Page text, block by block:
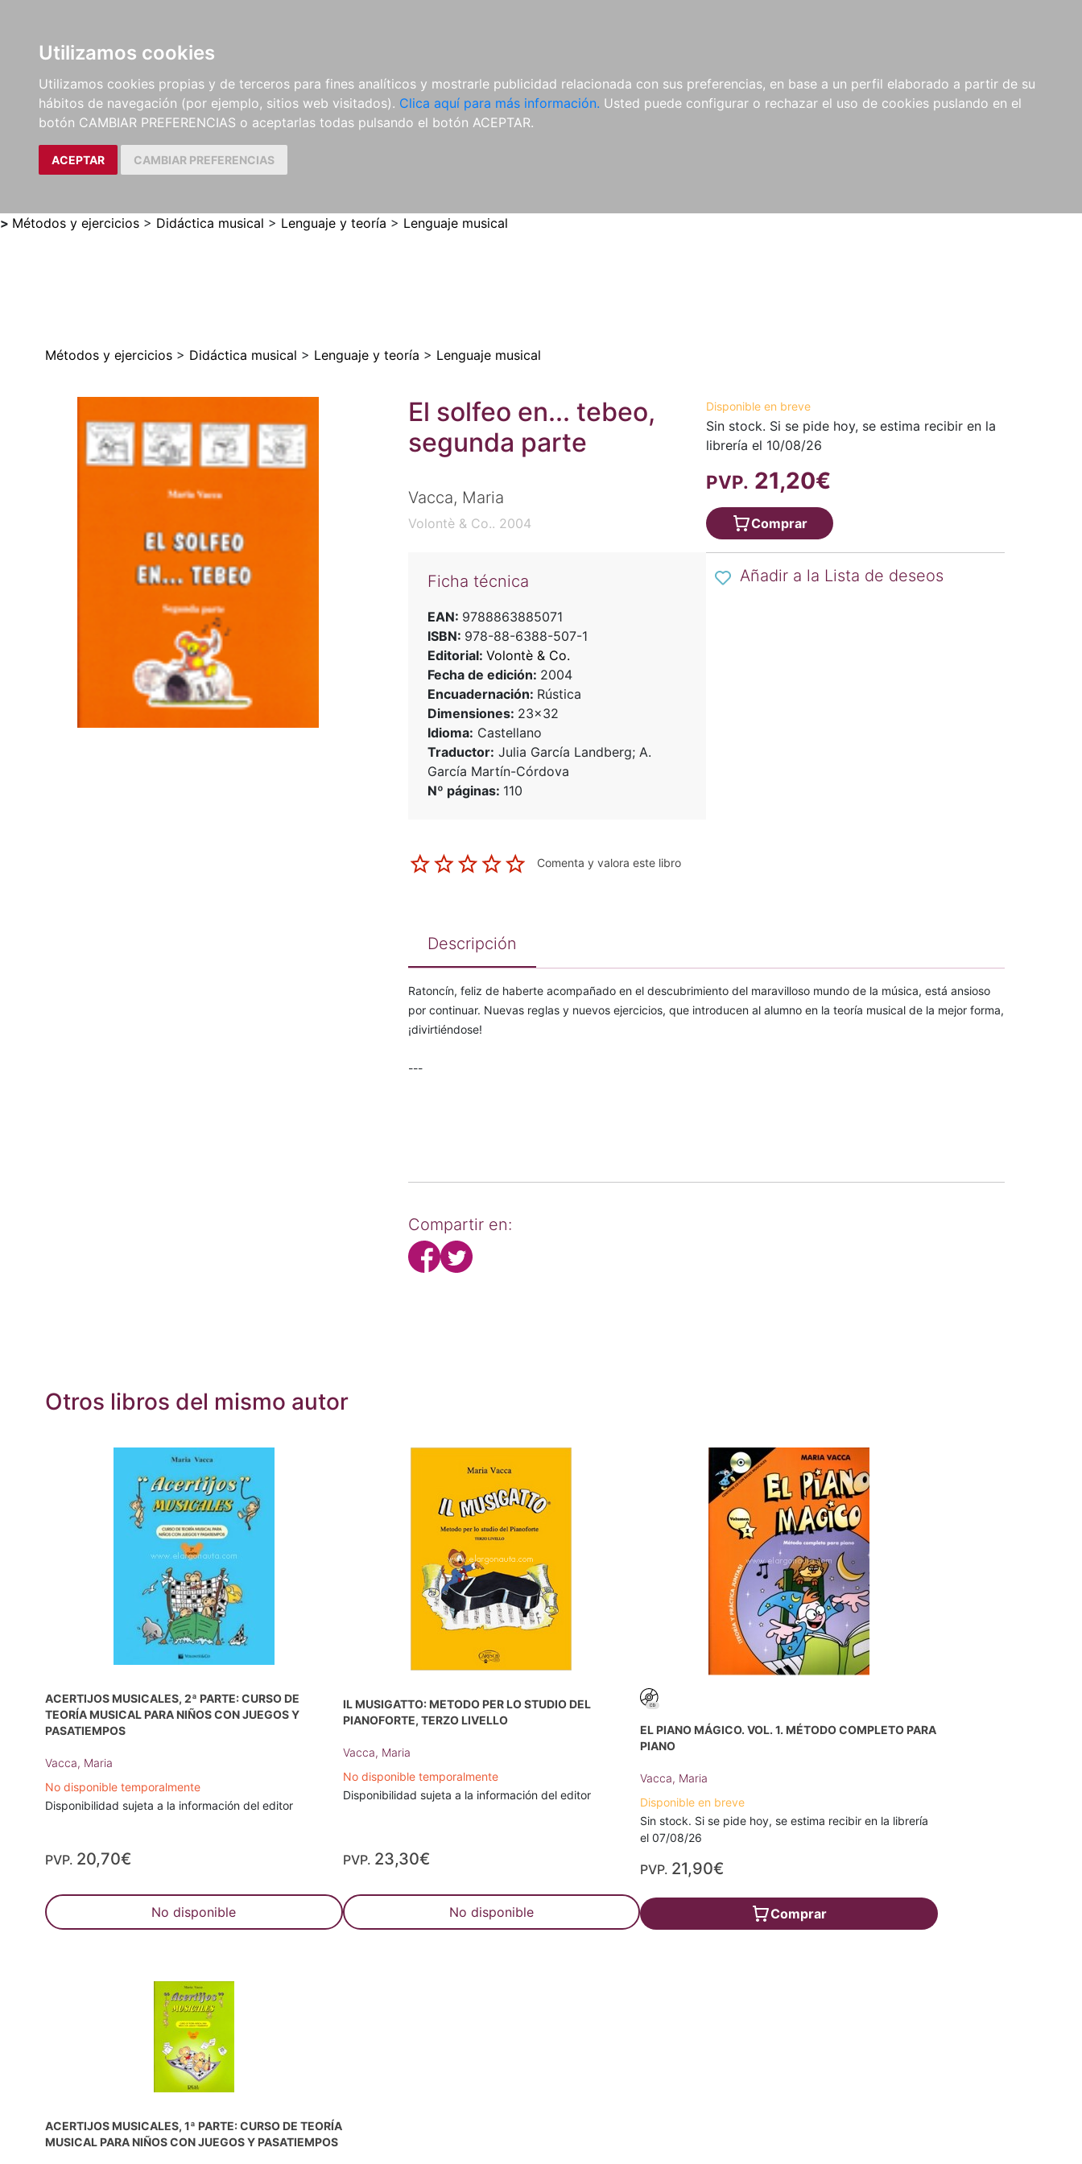
Utilizamos cookies
Utilizamos cookies propias y de terceros para fines analíticos y mostrarle publicidad relacionada con sus preferencias, en base a un perfil elaborado a partir de su
hábitos de navegación (por ejemplo, sitios web visitados). Clica aquí para más información. Usted puede configurar o rechazar el uso de cookies puslando en el
botón CAMBIAR PREFERENCIAS o aceptarlas todas pulsando el botón ACEPTAR.
ACEPTAR CAMBIAR PREFERENCIAS
LIBROS
MÉTODOS Y
EJERCICIOS
PARTITURAS Y EDICIONES
CRÍTICAS
REVISTAS
CDS Y
DVDS
MATERIAL
COMPLEMENTARIO
NOVEDADES NOTICIAS
COMPRAS
INSTITUCIONALES
> Métodos y ejercicios > Didáctica musical > Lenguaje y teoría > Lenguaje musical
Métodos y ejercicios > Didáctica musical > Lenguaje y teoría > Lenguaje musical
El solfeo en... tebeo,
segunda parte
Vacca, Maria
Volontè & Co.. 2004
Ficha técnica
EAN: 9788863885071
ISBN: 978-88-6388-507-1
Editorial: Volontè & Co.
Fecha de edición: 2004
Encuadernación: Rústica
Dimensiones: 23x32
Idioma: Castellano
Traductor: Julia García Landberg; A.
García Martín-Córdova
Nº páginas: 110
Comenta y valora este libro
Disponible en breve
Sin stock. Si se pide hoy, se estima recibir en la
librería el 10/08/26
PVP. 21,20€
Comprar
Añadir a la Lista de deseos
Descripción
Ratoncín, feliz de haberte acompañado en el descubrimiento del maravilloso mundo de la música, está ansioso
por continuar. Nuevas reglas y nuevos ejercicios, que introducen al alumno en la teoría musical de la mejor forma,
¡divirtiéndose!
---
Compartir en:
Otros libros del mismo autor
ACERTIJOS MUSICALES, 2ª PARTE: CURSO DE
TEORÍA MUSICAL PARA NIÑOS CON JUEGOS Y
PASATIEMPOS
Vacca, Maria
No disponible temporalmente
Disponibilidad sujeta a la información del editor
PVP. 20,70€
No disponible
IL MUSIGATTO: METODO PER LO STUDIO DEL
PIANOFORTE, TERZO LIVELLO
Vacca, Maria
No disponible temporalmente
Disponibilidad sujeta a la información del editor
PVP. 23,30€
No disponible
EL PIANO MÁGICO. VOL. 1. MÉTODO COMPLETO PARA
PIANO
Vacca, Maria
Disponible en breve
Sin stock. Si se pide hoy, se estima recibir en la librería
el 07/08/26
PVP. 21,90€
Comprar
ACERTIJOS MUSICALES, 1ª PARTE: CURSO DE TEORÍA
MUSICAL PARA NIÑOS CON JUEGOS Y PASATIEMPOS